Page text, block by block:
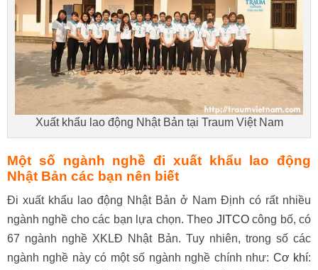
Xuất khẩu lao động Nhật Bản tại Traum Việt Nam
Một số ngành nghề đi xuất khẩu lao động
Nhật Bản các bạn nên biết
Đi xuất khẩu lao động Nhật Bản ở Nam Định có rất nhiều
ngành nghề cho các bạn lựa chọn. Theo JITCOcông bố, có
67 ngành nghề XKLĐ Nhật Bản. Tuy nhiên, trong số các
ngành nghề này có một số ngành nghề chính như: Cơ khí: